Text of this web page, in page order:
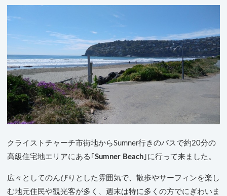
クライストチャーチ市街地からSumner行きのバスで約20分の
高級住宅地エリアにある｢ Sumner Beach ｣に行って来ました。
広々としてのんびりとした雰囲気で、散歩やサーフィンを楽し
む地元住民や観光客が多く、週末は特に多くの方でにぎわいま